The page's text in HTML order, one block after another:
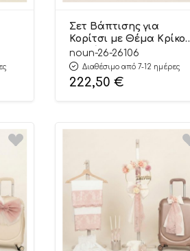
Σετ Βάπτισης για
Κορίτσι με Θέμα Κρίκος
με Πέρλες και
Μονόγραμμα Εκρού-
Σάπιο Μήλο 26106
noun-26-26106
Διαθέσιμο από 7-12 ημέρες
222,50 €